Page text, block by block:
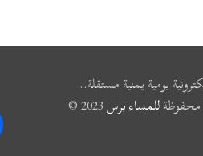
يومية يمنية مستقلة..
للمساء برس